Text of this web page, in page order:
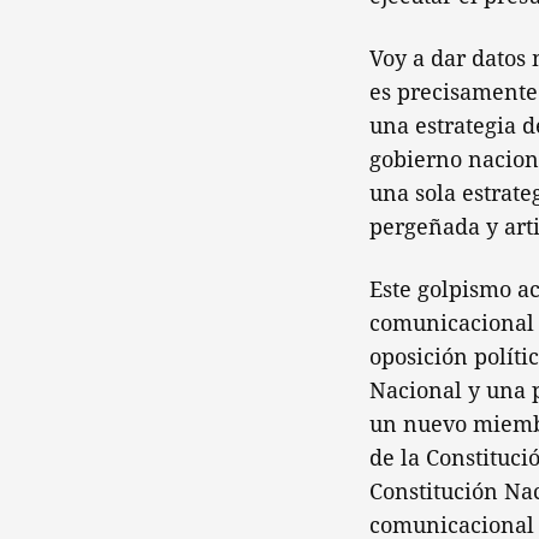
Voy a dar datos
es
una estrategia
gobierno
una sola
pergeñada y
Este golpismo
comunicacional
oposición
Nacional y una
un nuevo
de la
Constitución